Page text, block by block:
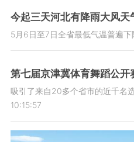
今起三天河北有降雨大风天
5月6日至7日全省最低气温普遍下
第七届京津冀体育舞蹈公开
吸引了来自20多个省市的近千名选
10:15:57